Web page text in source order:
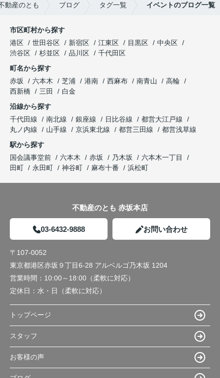
動産のとも ブログ タグ一覧 イベントのブログ一覧
市区町村から探す
港区
世田谷区 新宿区 江東区 目黒区
中央区
渋谷区
杉並区 品川区
千代田区
町名から探す
赤坂
六本木 芝浦 港南 西麻布 南青山
高輪
西新橋
三田
白金
沿線から探す
千代田線
南北線 銀座線 日比谷線
都営大江戸線
丸ノ内線
山手線 京浜東北線 都営三田線
都営浅草線
駅から探す
国会議事堂前
六本木 赤坂 乃木坂
六本木一丁目
田町
永田町 神谷町 麻布十番 浜松町
不動産のとも 赤坂本店
03-6432-9888 お問い合わせ
〒107-0052
東京都港区赤坂９丁目6-28 アルベルゴ乃木坂 1204
営業時間： 10:00～18:00（柔軟に対応）
定休日： 水・日（柔軟に対応）
トップページ
スタッフ
お客様の声